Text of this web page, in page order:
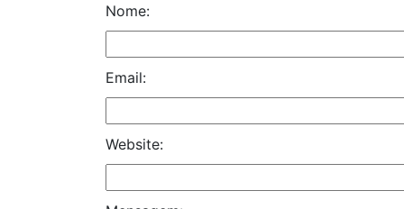
Nome:
Email:
Website: